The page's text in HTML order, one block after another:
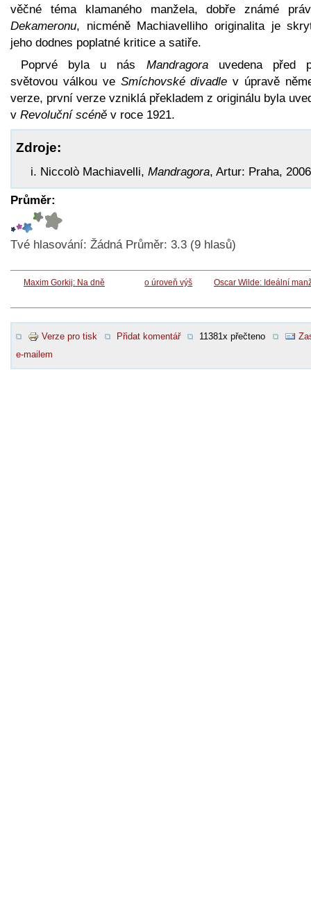
věčné téma klamaného manžela, dobře známé
Dekameronu, nicméně Machiavelliho originalita je
jeho dodnes poplatné kritice a satiře.
Poprvé byla u nás Mandragorauvedena před
světovou válkou ve Smíchovské divadle v úpravě
verze, první verze vzniklá překladem z originálu byla
v Revoluční scéně v roce 1921.
Zdroje:
Niccolò Machiavelli, Mandragora, Artur: Praha,
Průměr:
Tvé hlasování: Žádná Průměr: 3.3 (9 hlasů)
Maxim Gorkij: Na dně o úroveň výš Oscar Wilde: Ideální
Verze pro tisk Přidat komentář 11381x přečteno
e-mailem